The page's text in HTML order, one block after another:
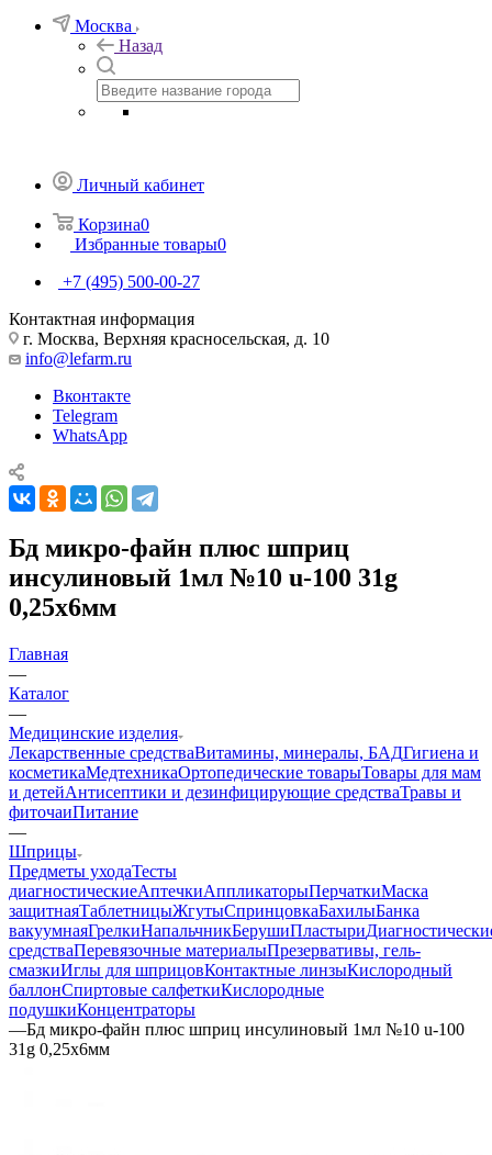
Москва
Назад
Личный кабинет
Корзина0
Избранные товары0
+7 (495) 500-00-27
Контактная информация
г. Москва, Верхняя красносельская, д. 10
info@lefarm.ru
Вконтакте
Telegram
WhatsApp
Бд микро-файн плюс шприц
инсулиновый 1мл №10 u-100 31g
0,25х6мм
Главная
—
Каталог
—
Медицинские изделия
Лекарственные средстваВитамины, минералы, БАДГигиена и
косметикаМедтехникаОртопедические товарыТовары для мам
и детейАнтисептики и дезинфицирующие средстваТравы и
фиточаиПитание
—
Шприцы
Предметы уходаТесты
диагностическиеАптечкиАппликаторыПерчаткиМаска
защитнаяТаблетницыЖгутыСпринцовкаБахилыБанка
вакуумнаяГрелкиНапальчникБерушиПластыри
средстваПеревязочные материалыПрезервативы, гель-
смазкиИглы для шприцовКонтактные линзыКислородный
баллонСпиртовые салфеткиКислородные
подушкиКонцентраторы
—Бд микро-файн плюс шприц инсулиновый 1мл №10 u-100
31g 0,25х6мм